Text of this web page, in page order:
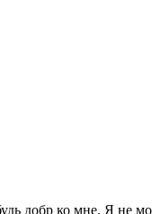
добр ко мне. Я не